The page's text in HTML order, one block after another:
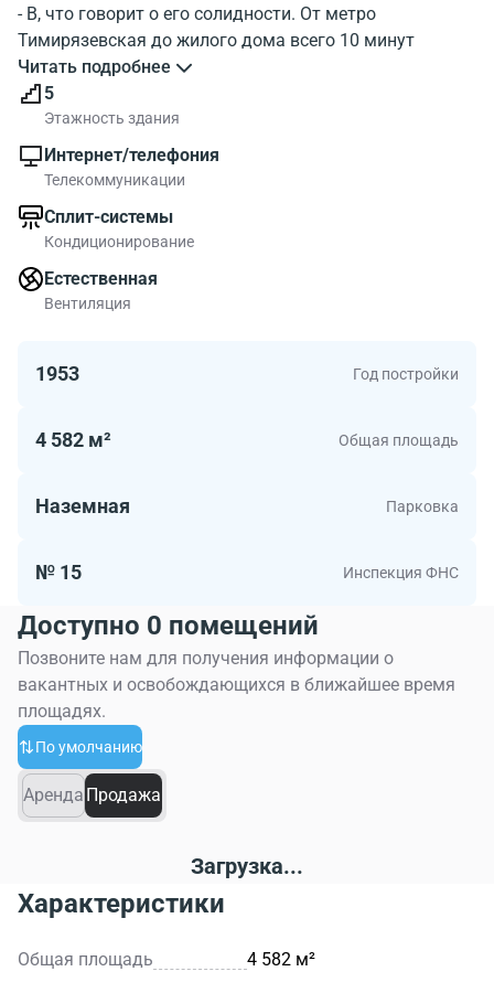
- B, что говорит о его солидности. От метро
Тимирязевская до жилого дома всего 10 минут
пешком. В объекте 5 этажей, и паркинг. Внешний вид
жилого дома Goncharova, 17ak1 можно посмотреть на
фотографии. На городской карте, можно увидеть где
находится жилой дом Goncharova, 17ak1.
Инфраструктура рядом с бизнес-центром хорошая.
квадратных метров. Гончарова, 17ак1 выбирают те
кто выбирает современные офисы.
Читать подробнее
5
Этажность здания
Интернет/телефония
Телекоммуникации
Сплит-системы
Кондиционирование
Естественная
Вентиляция
1953 Год постройки
4 582 м² Общая площадь
Наземная Парковка
№ 15 Инспекция ФНС
Доступно 0 помещений
Позвоните нам для получения информации о
вакантных и освобождающихся в ближайшее время
площадях.
По умолчанию
Аренда Продажа
Загрузка...
Характеристики
Общая площадь 4 582 м²